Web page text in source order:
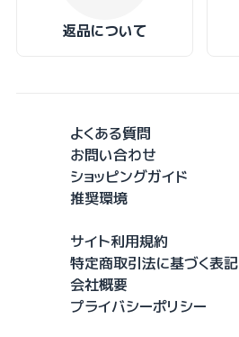
返品について
よくある質問
お問い合わせ
ショッピングガイド
推奨環境
サイト利用規約
特定商取引法に基づく表記
会社概要
プライバシーポリシー